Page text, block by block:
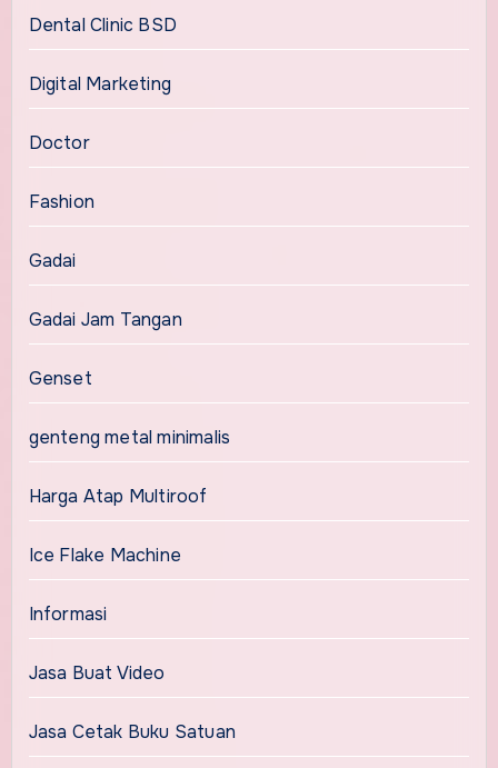
Dental Clinic BSD
Digital Marketing
Doctor
Fashion
Gadai
Gadai Jam Tangan
Genset
genteng metal minimalis
Harga Atap Multiroof
Ice Flake Machine
Informasi
Jasa Buat Video
Jasa Cetak Buku Satuan